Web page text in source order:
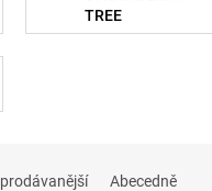
TREE
Abecedně